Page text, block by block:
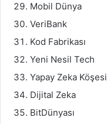
Mobil Dünya
VeriBank
Kod Fabrikası
Yeni Nesil Tech
Yapay Zeka Köşesi
Dijital Zeka
BitDünyası